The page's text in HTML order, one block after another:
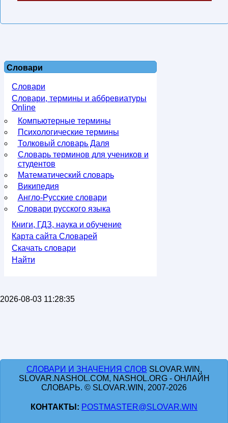
Словари
Словари
Словари, термины и аббревиатуры
Online
Компьютерные термины
Психологические термины
Толковый словарь Даля
Словарь терминов для учеников и
студентов
Математический словарь
Википедия
Англо-Русские словари
Словари русского языка
Книги, ГДЗ, наука и обучение
Карта сайта Словарей
Скачать словари
Найти
2026-08-03 11:28:35
СЛОВАРИ И ЗНАЧЕНИЯ СЛОВ SLOVAR.WIN,
SLOVAR.NASHOL.COM, NASHOL.ORG - ОНЛАЙН
СЛОВАРЬ. © SLOVAR.WIN, 2007-2026
КОНТАКТЫ: POSTMASTER@SLOVAR.WIN